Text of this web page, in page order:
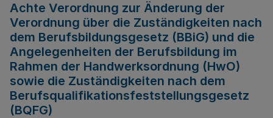
Achte Verordnung zur Änderung der
Verordnung über die Zuständigkeiten nach
dem Berufsbildungsgesetz (BBiG) und die
Angelegenheiten der Berufsbildung im
Rahmen der Handwerksordnung (HwO)
sowie die Zuständigkeiten nach dem
Berufsqualifikationsfeststellungsgesetz
(BQFG)